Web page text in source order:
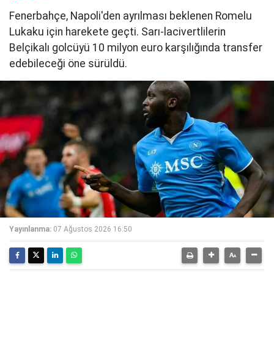
Fenerbahçe, Napoli'den ayrılması beklenen Romelu
Lukaku için harekete geçti. Sarı-lacivertlilerin
Belçikalı golcüyü 10 milyon euro karşılığında transfer
edebileceği öne sürüldü.
Yayınlanma: 07 Ağustos 2026 16:50